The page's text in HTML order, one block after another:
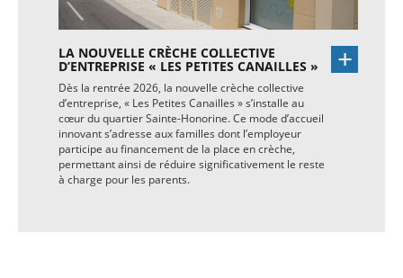
LA NOUVELLE CRÈCHE COLLECTIVE
D’ENTREPRISE « LES PETITES CANAILLES »
Dès la rentrée 2026, la nouvelle crèche collective
d’entreprise, « Les Petites Canailles » s’installe au
cœur du quartier Sainte-Honorine. Ce mode d’accueil
innovant s’adresse aux familles dont l’employeur
participe au financement de la place en crèche,
permettant ainsi de réduire significativement le reste
à charge pour les parents.